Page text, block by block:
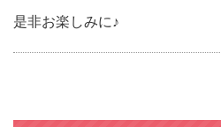
是非お楽しみに♪